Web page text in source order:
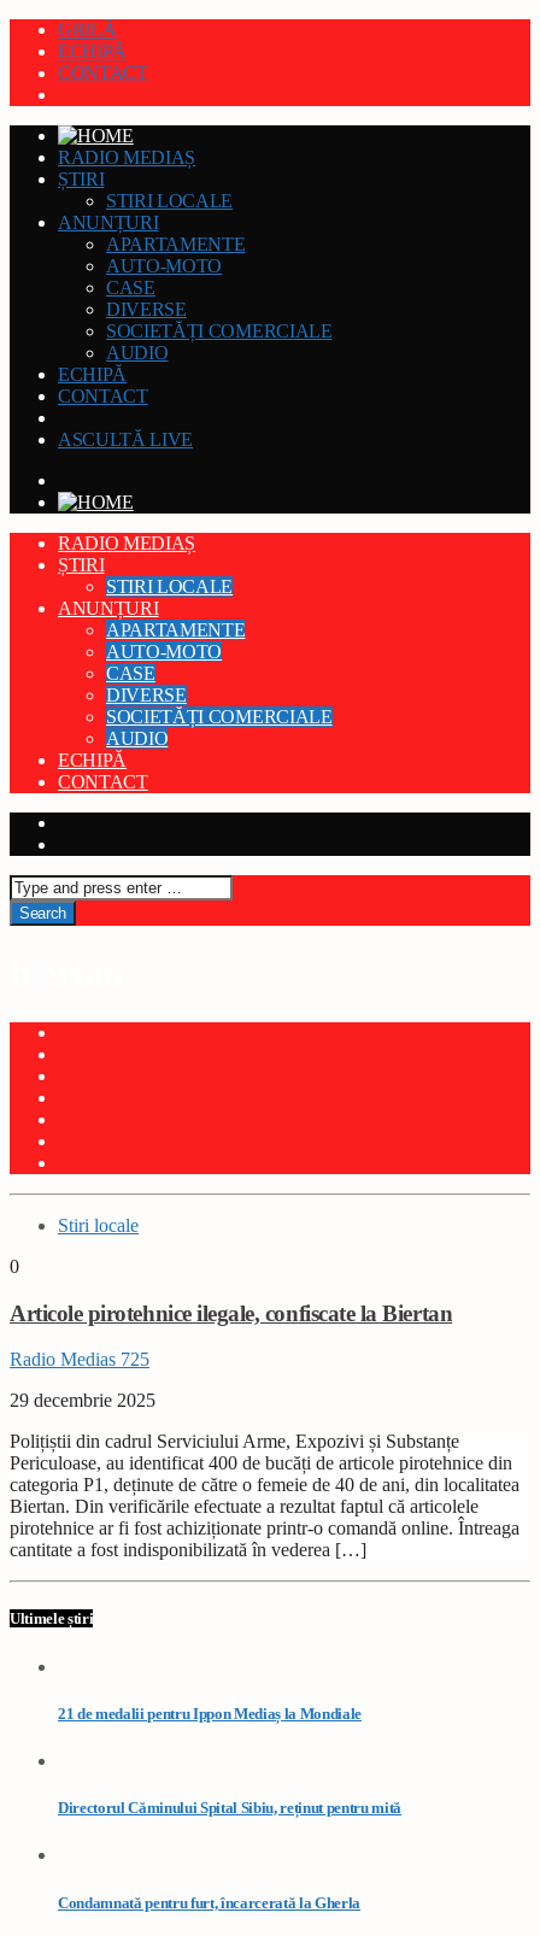
GRILĂ
ECHIPĂ
CONTACT
RADIO MEDIAȘ
ȘTIRI
STIRI LOCALE
ANUNȚURI
APARTAMENTE
AUTO-MOTO
CASE
DIVERSE
SOCIETĂȚI COMERCIALE
AUDIO
ECHIPĂ
CONTACT
ASCULTĂ LIVE
RADIO MEDIAȘ
ȘTIRI
STIRI LOCALE
ANUNȚURI
APARTAMENTE
AUTO-MOTO
CASE
DIVERSE
SOCIETĂȚI COMERCIALE
AUDIO
ECHIPĂ
CONTACT
Stiri locale
0
Articole pirotehnice ilegale, confiscate la Biertan
Radio Medias 725
29 decembrie 2025
Polițiștii din cadrul Serviciului Arme, Expozivi și Substanțe
Periculoase, au identificat 400 de bucăți de articole pirotehnice din
categoria P1, deținute de către o femeie de 40 de ani, din localitatea
Biertan. Din verificările efectuate a rezultat faptul că articolele
pirotehnice ar fi fost achiziționate printr-o comandă online. Întreaga
cantitate a fost indisponibilizată în vederea […]
Ultimele știri
21 de medalii pentru Ippon Mediaș la Mondiale
Directorul Căminului Spital Sibiu, reținut pentru mită
Condamnată pentru furt, încarcerată la Gherla